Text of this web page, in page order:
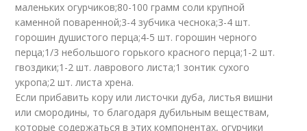
маленьких огурчиков;80-100 грамм соли крупной
каменной поваренной;3-4 зубчика чеснока;3-4 шт.
горошин душистого перца;4-5 шт. горошин черного
перца;1/3 небольшого горького красного перца;1-2 шт.
гвоздики;1-2 шт. лаврового листа;1 зонтик сухого
укропа;2 шт. листа хрена.
Если прибавить кору или листочки дуба, листья вишни
или смородины, то благодаря дубильным веществам,
которые содержаться в этих компонентах, огурчики